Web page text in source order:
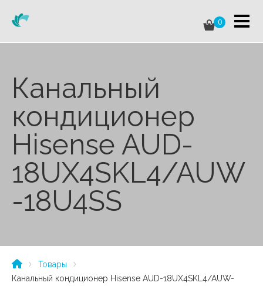
0
Канальный
кондиционер
Hisense AUD-
18UX4SKL4/AUW
-18U4SS
Товары
Канальный кондиционер Hisense AUD-18UX4SKL4/AUW-